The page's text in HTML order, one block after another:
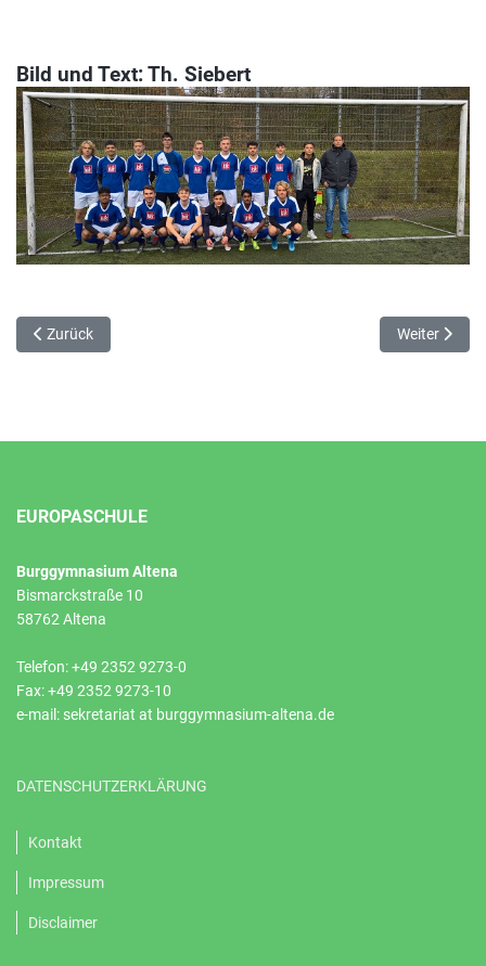
Bild und Text: Th. Siebert
Vorheriger Beitrag: 1. Platz bei der Hallenhandball-
Zurück Nächster
Weiter
EUROPASCHULE
Burggymnasium Altena
Bismarckstraße 10
58762 Altena
Telefon: +49 2352 9273-0
Fax: +49 2352 9273-10
e-mail: sekretariat at burggymnasium-altena.de
DATENSCHUTZERKLÄRUNG
Kontakt
Impressum
Disclaimer